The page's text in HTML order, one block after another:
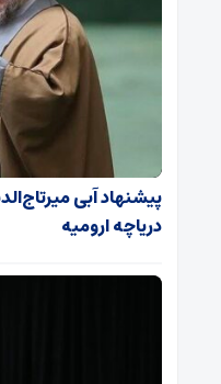
پیشنهاد آبی
دریاچه ارومیه